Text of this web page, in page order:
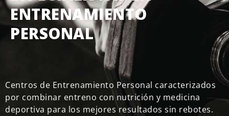
ENTRENAMIENTO
PERSONAL
Centros de Entrenamiento Personal caracterizados
por combinar entreno con nutrición y medicina
deportiva para los mejores resultados sin rebotes.